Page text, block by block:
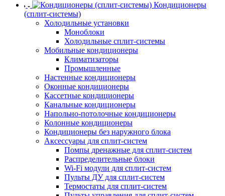
Кондиционеры
(сплит-системы)
Холодильные установки
Моноблоки
Холодильные сплит-системы
Мобильные кондиционеры
Климатизаторы
Промышленные
Настенные кондиционеры
Оконные кондиционеры
Кассетные кондиционеры
Канальные кондиционеры
Напольно-потолочные кондиционеры
Колонные кондиционеры
Кондиционеры без наружного блока
Аксессуары для сплит-систем
Помпы дренажные для сплит-систем
Распределительные блоки
Wi-Fi модули для сплит-систем
Пульты ДУ для сплит-систем
Термостаты для сплит-систем